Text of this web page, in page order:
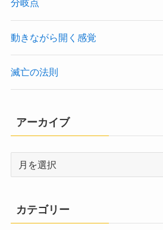
分岐点
動きながら開く感覚
滅亡の法則
アーカイブ
ブ
カテゴリー